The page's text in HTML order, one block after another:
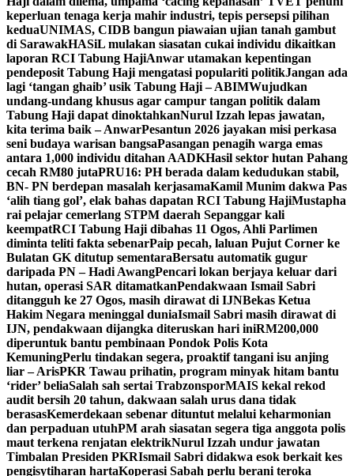
keperluan tenaga kerja mahir industri, tepis persepsi pilihan
keduaUNIMAS, CIDB bangun piawaian ujian tanah gambut
di SarawakHASiL mulakan siasatan cukai individu dikaitkan
laporan RCI Tabung HajiAnwar utamakan kepentingan
pendeposit Tabung Haji mengatasi populariti politikJangan ada
lagi ‘tangan ghaib’ usik Tabung Haji – ABIMWujudkan
undang-undang khusus agar campur tangan politik dalam
Tabung Haji dapat dinoktahkanNurul Izzah lepas jawatan,
kita terima baik – AnwarPesantun 2026 jayakan misi perkasa
seni budaya warisan bangsaPasangan penagih warga emas
antara 1,000 individu ditahan AADKHasil sektor hutan Pahang
cecah RM80 jutaPRU16: PH berada dalam kedudukan stabil,
BN- PN berdepan masalah kerjasamaKamil Munim dakwa Pas
‘alih tiang gol’, elak bahas dapatan RCI Tabung HajiMustapha
rai pelajar cemerlang STPM daerah Sepanggar kali
keempatRCI Tabung Haji dibahas 11 Ogos, Ahli Parlimen
diminta teliti fakta sebenarPaip pecah, laluan Pujut Corner ke
Bulatan GK ditutup sementaraBersatu automatik gugur
daripada PN – Hadi AwangPencari lokan berjaya keluar dari
hutan, operasi SAR ditamatkanPendakwaan Ismail Sabri
ditangguh ke 27 Ogos, masih dirawat di IJNBekas Ketua
Hakim Negara meninggal duniaIsmail Sabri masih dirawat di
IJN, pendakwaan dijangka diteruskan hari iniRM200,000
diperuntuk bantu pembinaan Pondok Polis Kota
KemuningPerlu tindakan segera, proaktif tangani isu anjing
liar – ArisPKR Tawau prihatin, program minyak hitam bantu
‘rider’ beliaSalah sah sertai TrabzonsporMAIS kekal rekod
audit bersih 20 tahun, dakwaan salah urus dana tidak
berasasKemerdekaan sebenar dituntut melalui keharmonian
dan perpaduan utuhPM arah siasatan segera tiga anggota polis
maut terkena renjatan elektrikNurul Izzah undur jawatan
Timbalan Presiden PKRIsmail Sabri didakwa esok berkait kes
pengisytiharan hartaKoperasi Sabah perlu berani teroka